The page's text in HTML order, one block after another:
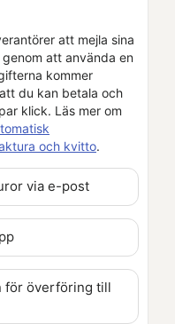
att mejla sina
genom att använda en
kommer
du kan betala och
klick. Läs mer om
och kvitto.
via e-post
för överföring till